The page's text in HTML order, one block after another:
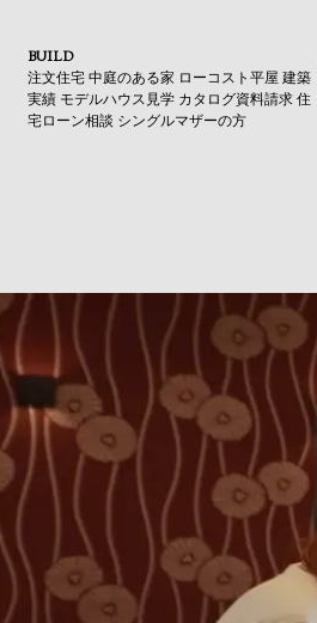
BUILD
注文住宅 中庭のある家 ローコスト平屋 建築
実績 モデルハウス見学 カタログ資料請求 住
宅ローン相談 シングルマザーの方